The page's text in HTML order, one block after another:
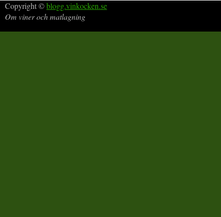
Copyright ©blogg.vinkocken.se
Om viner och matlagning